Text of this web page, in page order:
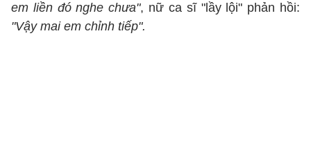
em liền đó nghe chưa", nữ ca sĩ "lầy lội" phản hồi:
"Vậy mai em chỉnh tiếp".